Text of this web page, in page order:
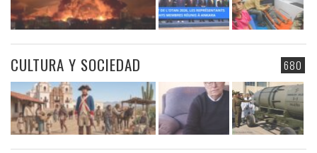
680
CULTURA Y SOCIEDAD